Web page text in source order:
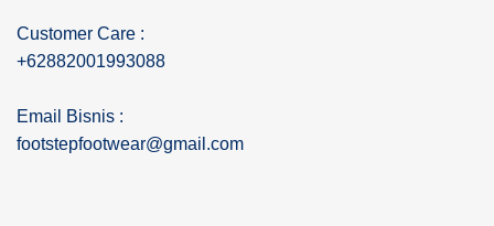
Customer Care :
+62882001993088
Email Bisnis :
footstepfootwear@gmail.com